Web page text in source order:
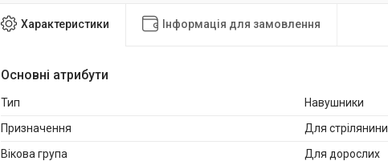
Характеристики Інформація для замовлення
Основні атрибути
Тип
Навушники
Призначення
Для стрілянини
Вікова група
Для дорослих